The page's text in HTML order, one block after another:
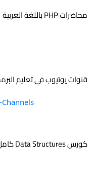
محاضرات PHP باللغة العربية
قنوات يوتيوب في تعليم
كورس Data Structures كامل